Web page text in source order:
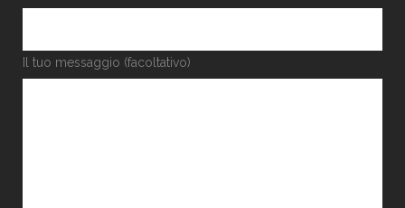
Il tuo messaggio (facoltativo)